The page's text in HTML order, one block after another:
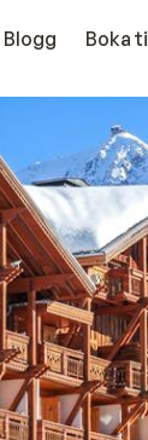
Blogg Boka